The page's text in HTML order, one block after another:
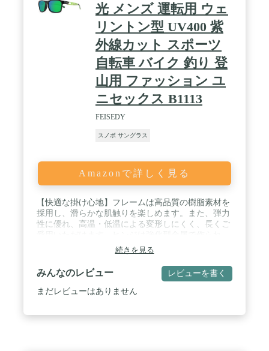
光 メンズ 運転用 ウェ
リントン型 UV400 紫
外線カット スポーツ
自転車 バイク 釣り 登
山用 ファッション ユ
ニセックス B1113
FEISEDY
スノボ サングラス
Amazonで詳しく見る
【快適な掛け心地】フレームは高品質の樹脂素材を
採用し、滑らかな肌触りを楽しめます。また、弾力
性に優れ、高温・低温による変形しにくく、長くご
丈夫で耐久性に優れます。軽量で耳や鼻への負担を
軽減し、長時間掛けても締めつけ感や痛みを感じな
く、快適な掛け心地を実現します！ / 【偏光レン
ズ】複合コーティング技術で9層レンズを重ねて作
られ、日差しと紫外線から目を保護してくれ、夏場
続きを見る
みんなのレビュー レビューを書く
まだレビューはありません